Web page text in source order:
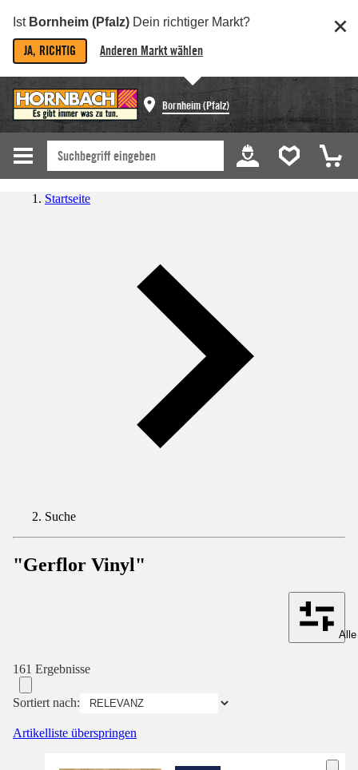
Ist Bornheim (Pfalz) Dein richtiger Markt?
JA, RICHTIG Anderen Markt wählen
Bornheim (Pfalz)
Startseite
Suche
"Gerflor Vinyl"
161 Ergebnisse
Sortiert nach:
Artikelliste überspringen